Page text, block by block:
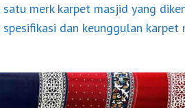
merk karpet masjid yang
dan keunggulan